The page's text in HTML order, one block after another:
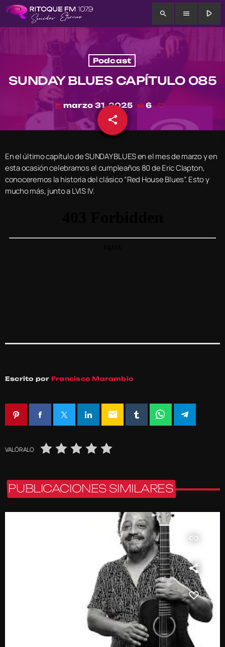
search menu play_arrow
Podcast
SUNDAY BLUES CAPÍTULO 085
today marzo 31, 2025 6
share
email
En el último capítulo de SUNDAY BLUES en el mes de marzo y en
esta ocasión celebramos el cumpleaños 80 de Eric Clapton,
conoceremos la historia del clásico “Red House Blues”. Esto y
mucho más, junto a LVIS IV.
Escrito por Francisco Marambio
email
VALÓRALO
PUBLICACIONES SIMILARES
insert_link